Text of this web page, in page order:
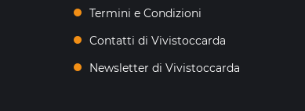
Termini e Condizioni
Contatti di Vivistoccarda
Newsletter di Vivistoccarda